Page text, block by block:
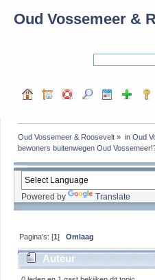
Oud Vossemeer &
Oud Vossemeer & Roosevelt » in Oud
bewoners buitenwegen Oud
Powered by Translate
Pagina's: [1]Omlaag
Auteur